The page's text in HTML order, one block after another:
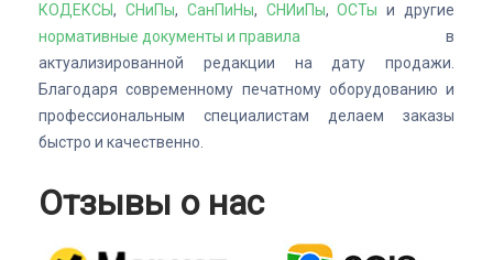
КОДЕКСЫ, СНиПы, СанПиНы, СНИиПы,ОСТы и другие
нормативные документы и правила в
актуализированной редакции на дату продажи.
Благодаря современному печатному оборудованию и
профессиональным специалистам делаем заказы
быстро и качественно.
Отзывы о нас